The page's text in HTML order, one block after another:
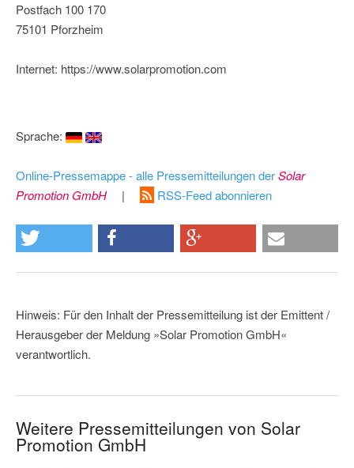
Postfach 100 170
75101 Pforzheim
Internet: https://www.solarpromotion.com
Sprache:
Online-Pressemappe - alle Pressemitteilungen derSolar
Promotion GmbH
| RSS-Feed abonnieren
Hinweis: Für den Inhalt der Pressemitteilung ist der Emittent /
Herausgeber der Meldung »Solar Promotion GmbH«
verantwortlich.
Weitere Pressemitteilungen von Solar
Promotion GmbH